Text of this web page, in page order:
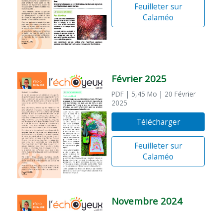
Feuilleter sur
Calaméo
Février 2025
PDF | 5,45 Mo | 20 Février
2025
Télécharger
Feuilleter sur
Calaméo
Novembre 2024